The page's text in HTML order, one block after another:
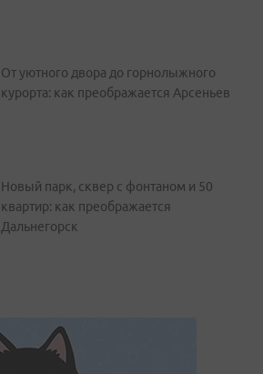
От уютного двора до горнолыжного
курорта: как преображается Арсеньев
Новый парк, сквер с фонтаном и 50
квартир: как преображается
Дальнегорск